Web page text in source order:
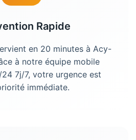
Rapide
en 20 minutes à Acy-
à notre équipe mobile
7j/7, votre urgence est
immédiate.